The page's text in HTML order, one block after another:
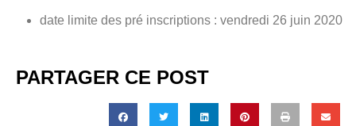
date limite des pré inscriptions : vendredi 26 juin 2020
PARTAGER CE POST